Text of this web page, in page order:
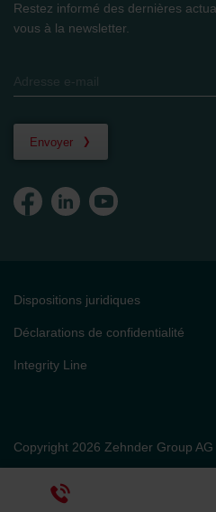
Restez informé des dernières
vous à la newsletter.
Envoyer
Copyright 2026 Zehnder Group AG
Dispositions juridiques
Déclarations de confidentialité
Integrity Line